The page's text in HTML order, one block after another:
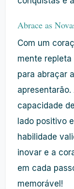
Abrace as
Com um
mente repleta
para abraçar
capacidade
lado positivo
habilidade
inovar e a
em cada
memorável!